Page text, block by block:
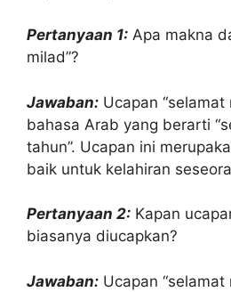
Pertanyaan 1: Apa makna
milad”?
Jawaban: Ucapan
bahasa Arab yang berarti
tahun”. Ucapan ini
baik untuk kelahiran
Pertanyaan 2: Kapan
biasanya diucapkan?
Jawaban: Ucapan “selamat